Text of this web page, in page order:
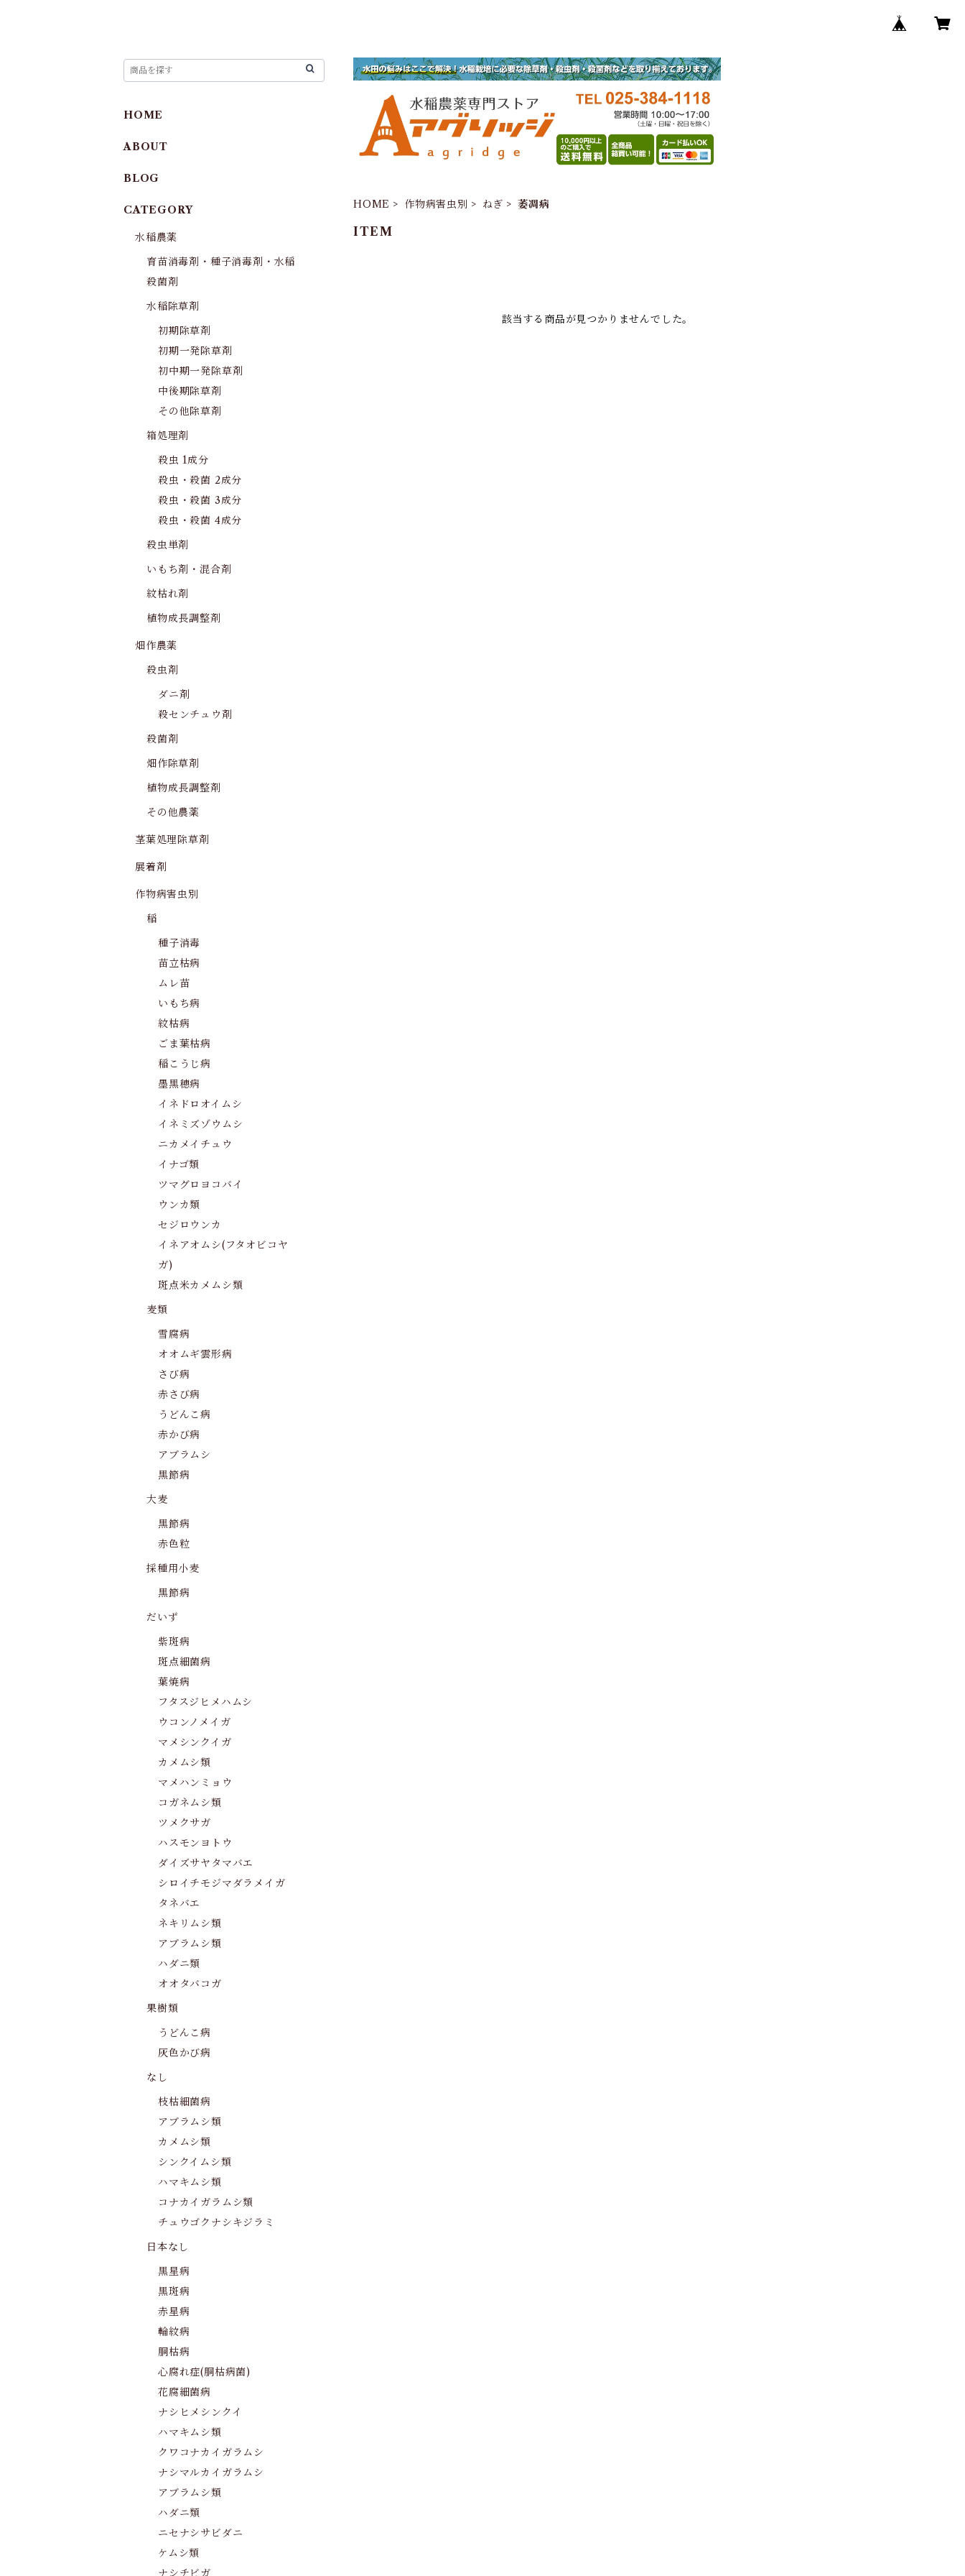
HOME 作物病害虫別 ねぎ 萎凋病
ITEM
該当する商品が見つかりませんでした。
HOME
ABOUT
BLOG
CATEGORY
水稲農薬
育苗消毒剤・種子消毒剤・水稲
殺菌剤
水稲除草剤
初期除草剤
初期一発除草剤
初中期一発除草剤
中後期除草剤
その他除草剤
箱処理剤
殺虫 1成分
殺虫・殺菌 2成分
殺虫・殺菌 3成分
殺虫・殺菌 4成分
殺虫単剤
いもち剤・混合剤
紋枯れ剤
植物成長調整剤
畑作農薬
殺虫剤
ダニ剤
殺センチュウ剤
殺菌剤
畑作除草剤
植物成長調整剤
その他農薬
茎葉処理除草剤
展着剤
作物病害虫別
稲
種子消毒
苗立枯病
ムレ苗
いもち病
紋枯病
ごま葉枯病
稲こうじ病
墨黒穂病
イネドロオイムシ
イネミズゾウムシ
ニカメイチュウ
イナゴ類
ツマグロヨコバイ
ウンカ類
セジロウンカ
イネアオムシ(フタオビコヤ
ガ)
斑点米カメムシ類
麦類
雪腐病
オオムギ雲形病
さび病
赤さび病
うどんこ病
赤かび病
アブラムシ
黒節病
大麦
黒節病
赤色粒
採種用小麦
黒節病
だいず
紫斑病
斑点細菌病
葉焼病
フタスジヒメハムシ
ウコンノメイガ
マメシンクイガ
カメムシ類
マメハンミョウ
コガネムシ類
ツメクサガ
ハスモンヨトウ
ダイズサヤタマバエ
シロイチモジマダラメイガ
タネバエ
ネキリムシ類
アブラムシ類
ハダニ類
オオタバコガ
果樹類
うどんこ病
灰色かび病
なし
枝枯細菌病
アブラムシ類
カメムシ類
シンクイムシ類
ハマキムシ類
コナカイガラムシ類
チュウゴクナシキジラミ
日本なし
黒星病
黒斑病
赤星病
輪紋病
胴枯病
心腐れ症(胴枯病菌)
花腐細菌病
ナシヒメシンクイ
ハマキムシ類
クワコナカイガラムシ
ナシマルカイガラムシ
アブラムシ類
ハダニ類
ニセナシサビダニ
ケムシ類
ナシチビガ